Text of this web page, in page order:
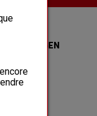
VRAGEN